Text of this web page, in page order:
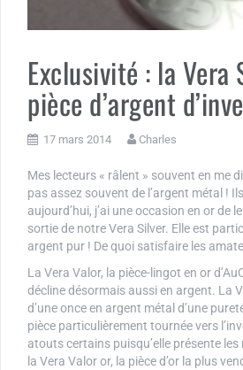
Exclusivité : la Vera
pièce d’argent
17 mars 2014 Charles
Mes lecteurs « râlent » souvent en me
pas assez souvent de l’argent métal !
aujourd’hui, j’ai une occasion en or de
sortie de notre Vera Silver. Elle est
argent pur ! De quoi satisfaire les
La Vera Valor, la pièce-lingot en or
décline désormais aussi en argent. La
d’une once en argent métal d’une
pièce particulièrement tournée vers
atouts certains puisqu’elle présente
la Vera Valor or, la pièce d’or la plus